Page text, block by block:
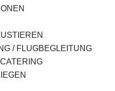
/ FLUGBEGLEITUNG